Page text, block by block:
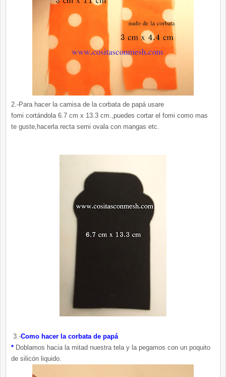
2.-Para hacer la camisa de la corbata de papá usare
fomi cortándola 6.7 cm x 13.3 cm.,puedes cortar el fomi como mas
te guste,hacerla recta semi ovala con mangas etc.
3.-Como hacer la corbata de papá
* Doblamos hacia la mitad nuestra tela y la pegamos con un poquito
de silicón liquido.